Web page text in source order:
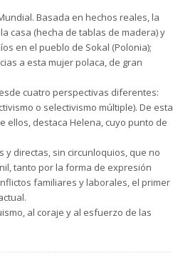
invadir la parte polaca ocupada
al comandante: auténtica cocina
encima de la porqueriza donde
y enun sótano que el propio doctor
a todos ellos sin que sus vecinos
al igual que el doctor Wolenski quien
Basada en hechos reales, la
casa (hecha de tablas de madera) y
en el pueblo de Sokal (Polonia);
a esta mujer polaca, de gran
cuatro perspectivas diferentes:
o selectivismo múltiple). De esta
ellos, destaca Helena, cuyo punto de
directas, sin circunloquios, que no
tanto por la forma de expresión
familiares y laborales, el primer
al coraje y al esfuerzo de las
segura, sin importar su raza, sus